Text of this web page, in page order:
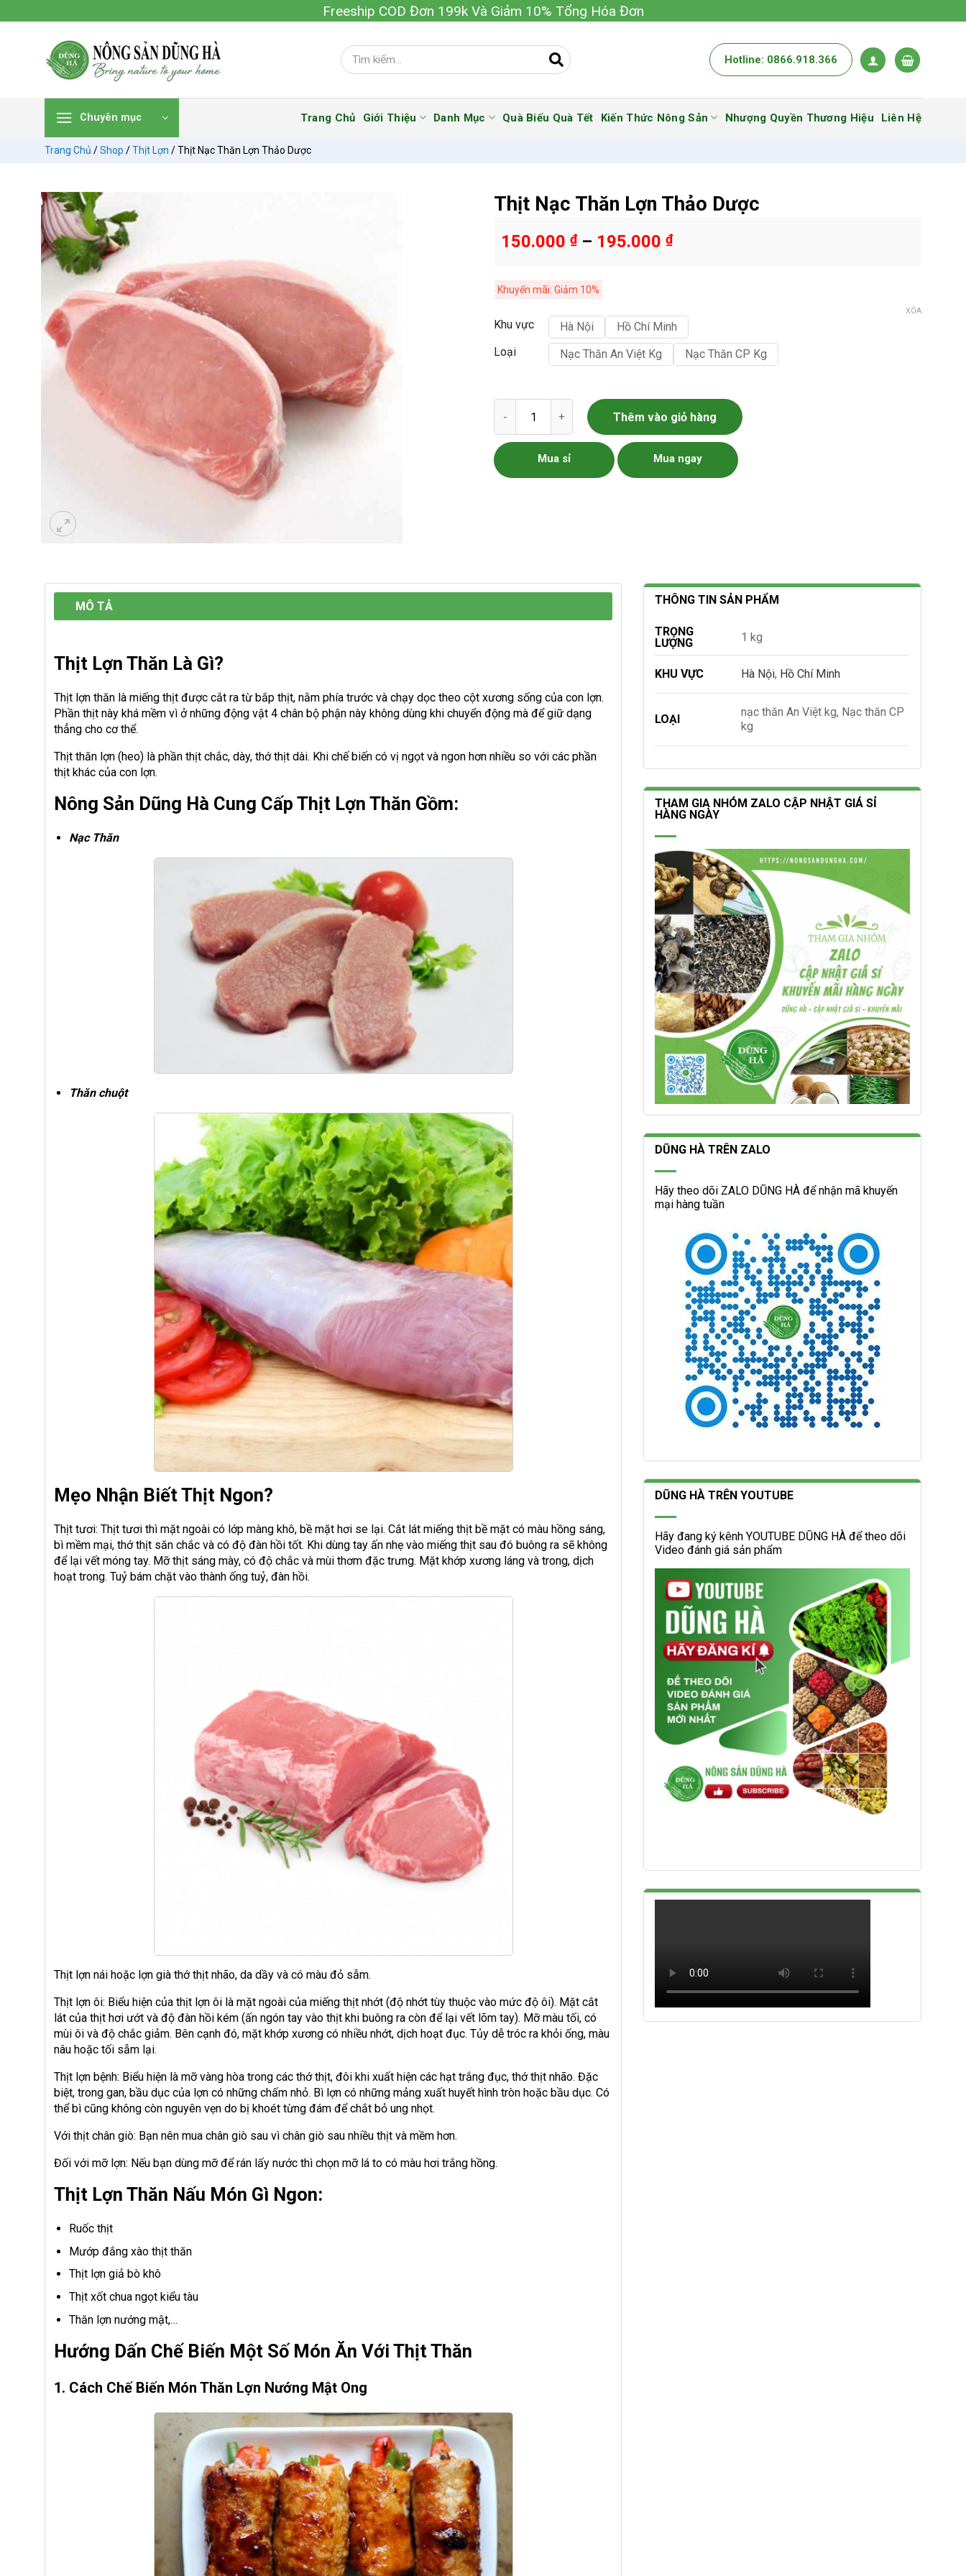
đến
Freeship COD Đơn 199k Và Giảm 10% Tổng Hóa Đơn
Hotline: 0866.918.366
Chuyên mục Trang Chủ Giới Thiệu Danh Mục Quà Biếu Quà Tết Kiến Thức Nông Sản Nhượng Quyền Thương Hiệu Liên Hệ
Trang Chủ /Shop /Thịt Lợn /Thịt Nạc Thăn Lợn Thảo Dược
Thịt Nạc Thăn Lợn Thảo Dược
150.000 ₫– 195.000 ₫
Khuyến mãi: Giảm 10%
Khu vực Hà Nội
Hồ Chí Minh
Loại
Nạc Thăn An Việt Kg Nạc Thăn CP Kg
XÓA
Thịt Nạc Thăn Lợn Thảo Dược số lượng
Thêm vào giỏ hàng
Mua sỉ Mua ngay
MÔ TẢ
Thịt Lợn Thăn Là Gì?
Thịt lợn thăn là miếng thịt được cắt ra từ bắp thịt, nằm phía trước và chạy dọc theo cột xương sống của con lợn.
Phần thịt này khá mềm vì ở những động vật 4 chân bộ phận này không dùng khi chuyển động mà để giữ dạng
thẳng cho cơ thể.
Thịt thăn lợn (heo) là phần thịt chắc, dày, thớ thịt dài. Khi chế biến có vị ngọt và ngon hơn nhiều so với các phần
thịt khác của con lợn.
Nông Sản Dũng Hà Cung Cấp Thịt Lợn Thăn Gồm:
Nạc Thăn
Thăn chuột
Mẹo Nhận Biết Thịt Ngon?
Thịt tươi: Thịt tươi thì mặt ngoài có lớp màng khô, bề mặt hơi se lại. Cắt lát miếng thịt bề mặt có màu hồng sáng,
bì mềm mại, thớ thịt săn chắc và có độ đàn hồi tốt. Khi dùng tay ấn nhẹ vào miếng thịt sau đó buông ra sẽ không
để lại vết móng tay. Mỡ thịt sáng mày, có độ chắc và mùi thơm đặc trưng. Mặt khớp xương láng và trong, dịch
hoạt trong. Tuỷ bám chặt vào thành ống tuỷ, đàn hồi.
Thịt lợn nái hoặc lợn già thớ thịt nhão, da dầy và có màu đỏ sẫm.
Thịt lợn ôi: Biểu hiện của thịt lợn ôi là mặt ngoài của miếng thịt nhớt (độ nhớt tùy thuộc vào mức độ ôi). Mặt cắt
lát của thịt hơi ướt và độ đàn hồi kém (ấn ngón tay vào thịt khi buông ra còn để lại vết lõm tay). Mỡ màu tối, có
mùi ôi và độ chắc giảm. Bên cạnh đó, mặt khớp xương có nhiều nhớt, dịch hoạt đục. Tủy dễ tróc ra khỏi ống, màu
nâu hoặc tối sẫm lại.
Thịt lợn bệnh: Biểu hiện là mỡ vàng hòa trong các thớ thịt, đôi khi xuất hiện các hạt trắng đục, thớ thịt nhão. Đặc
biệt, trong gan, bầu dục của lợn có những chấm nhỏ. Bì lợn có những mảng xuất huyết hình tròn hoặc bầu dục. Có
thể bì cũng không còn nguyên vẹn do bị khoét từng đám để chắt bỏ ung nhọt.
Với thịt chân giò: Bạn nên mua chân giò sau vì chân giò sau nhiều thịt và mềm hơn.
Đối với mỡ lợn: Nếu bạn dùng mỡ để rán lấy nước thì chọn mỡ lá to có màu hơi trắng hồng.
Thịt Lợn Thăn Nấu Món Gì Ngon:
Ruốc thịt
Mướp đắng xào thịt thăn
Thịt lợn giả bò khô
Thịt xốt chua ngọt kiểu tàu
Thăn lợn nướng mật,…
Hướng Dấn Chế Biến Một Số Món Ăn Với Thịt Thăn
1. Cách Chế Biến Món Thăn Lợn Nướng Mật Ong
THÔNG TIN SẢN PHẨM
TRỌNG
LƯỢNG
1 kg
KHU VỰC Hà Nội, Hồ Chí Minh
LOẠI
nạc thăn An Việt kg, Nạc thăn CP
kg
THAM GIA NHÓM ZALO CẬP NHẬT GIÁ SỈ
HÀNG NGÀY
DŨNG HÀ TRÊN ZALO
Hãy theo dõi ZALO DŨNG HÀ để nhận mã khuyến
mại hàng tuần
DŨNG HÀ TRÊN YOUTUBE
Hãy đang ký kênh YOUTUBE DŨNG HÀ để theo dõi
Video đánh giá sản phẩm